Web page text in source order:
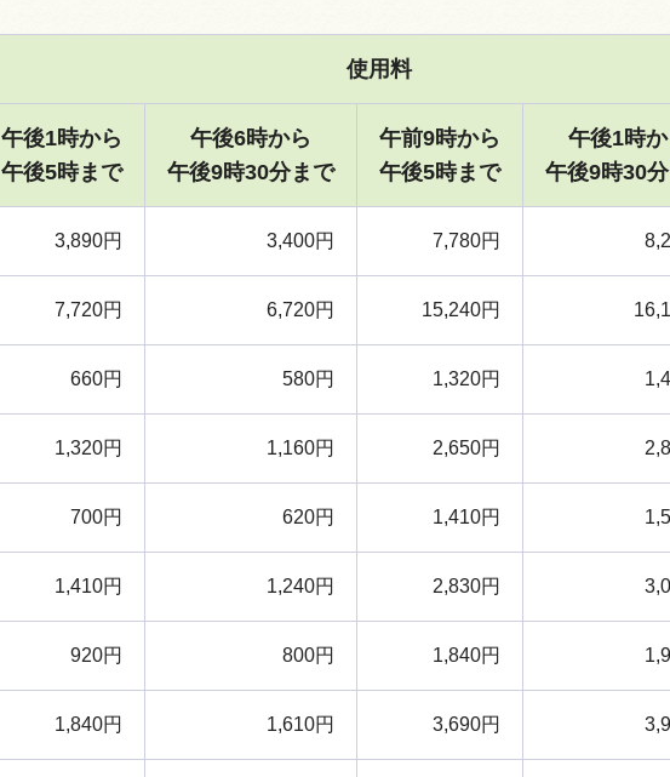
使用料
午後1時から
午後5時まで
午後6時から
午後9時30分まで
午前9時から
午後5時まで
午後1時
午後9時30
3,890円 3,400円 7,780円
7,720円 6,720円 15,240円
660円 580円 1,320円
1,320円 1,160円 2,650円
700円 620円 1,410円
1,410円 1,240円 2,830円
920円 800円 1,840円
1,840円 1,610円 3,690円